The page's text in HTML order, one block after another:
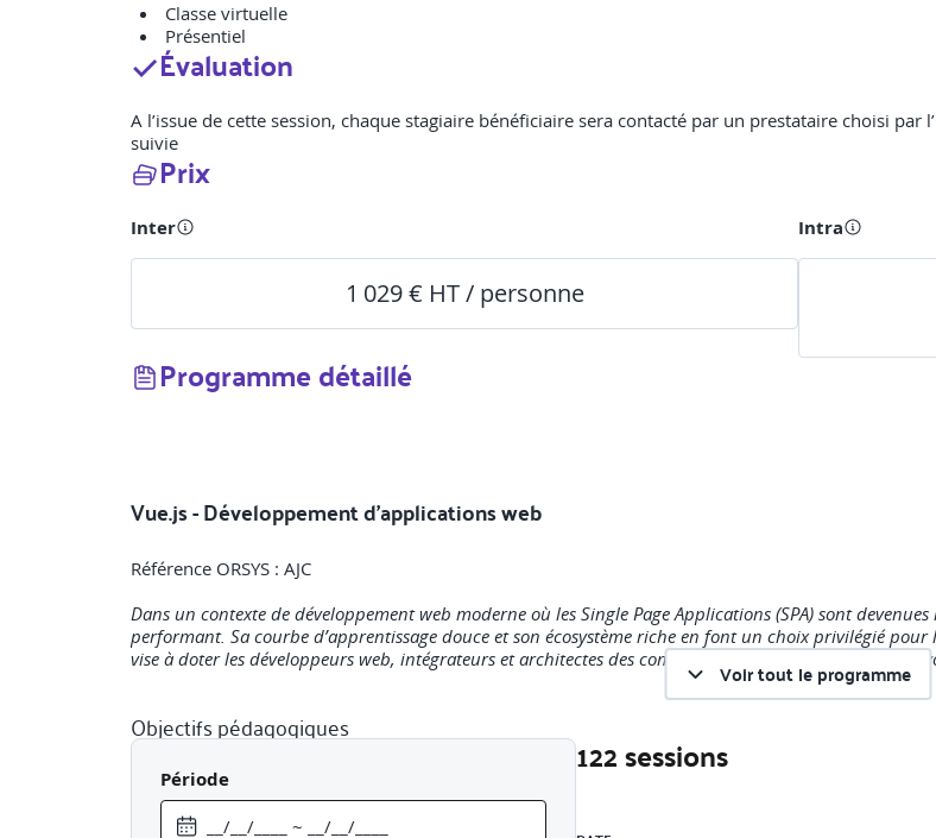
Classe virtuelle
Présentiel
Évaluation
A l’issue de cette session, chaque stagiaire bénéficiaire sera contacté par un prestataire choisi par
suivie
Prix
Inter
1 029 € HT / personne
Intra
Programme détaillé
Vue.js - Développement d’applications web
Référence ORSYS : AJC
Dans un contexte de développement web moderne où les Single Page Applications (SPA) sont
performant. Sa courbe d’apprentissage douce et son écosystème riche en font un choix privilégié
vise à doter les développeurs web, intégrateurs et architectes des compétences nécessaires pour
Objectifs pédagogiques
A l'issue de la formation, le participant sera en mesure de :
Maîtriser l'environnement du développeur Javascript
Voir tout le programme
Période 122 sessions